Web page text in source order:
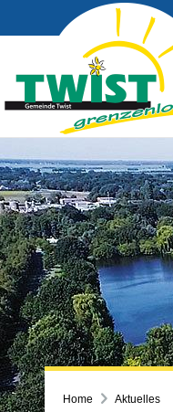
Home Aktuelles